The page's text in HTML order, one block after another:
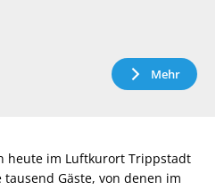
Mehr
heute im Luftkurort Trippstadt
Gäste, von denen im